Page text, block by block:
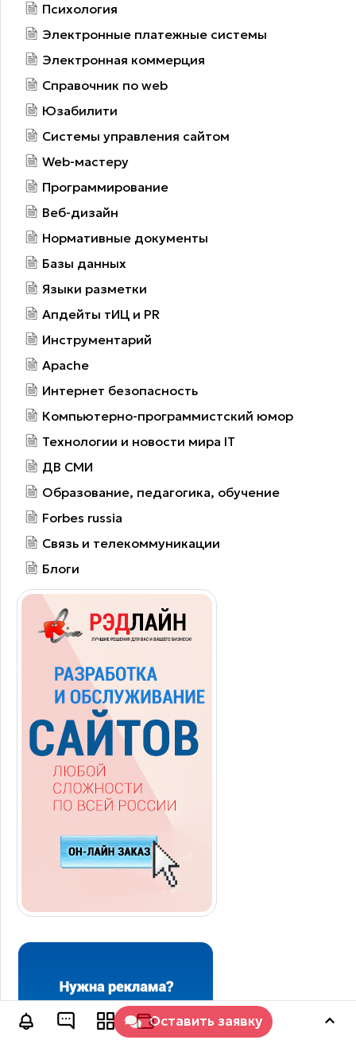
Психология
Электронные платежные системы
Электронная коммерция
Справочник по web
Юзабилити
Системы управления сайтом
Web-мастеру
Программирование
Веб-дизайн
Нормативные документы
Базы данных
Языки разметки
Апдейты тИЦ и PR
Инструментарий
Apache
Интернет безопасность
Компьютерно-программистский юмор
Технологии и новости мира IT
ДВ СМИ
Образование, педагогика, обучение
Forbes russia
Связь и телекоммуникации
Блоги
Оставить заявку